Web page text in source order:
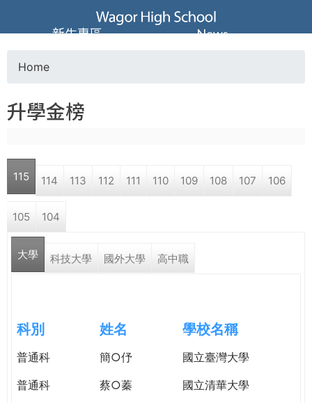
Jump to navigation
葳
格
高
中
學
格。
o
u
a
r
e
e
r
e
Home
升學金榜
115 114 113 112 111 110 109 108 107 106
105 104
大學 科技大學 國外大學 高中職
科別 姓名 學校名稱
普通科 簡○伃
國立臺灣大學
普通科
蔡○蓁
國立清華大學
新生專區 News